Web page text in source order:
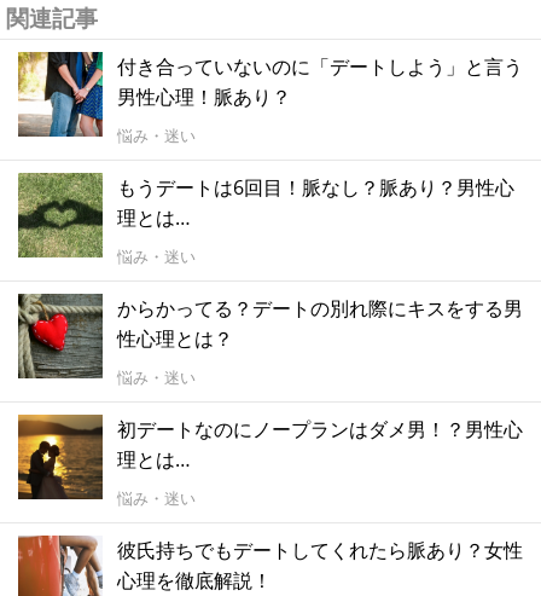
関連記事
付き合っていないのに「デートしよう」と言う
男性心理！脈あり？
悩み・迷い
もうデートは6回目！脈なし？脈あり？男性心
理とは…
悩み・迷い
からかってる？デートの別れ際にキスをする男
性心理とは？
悩み・迷い
初デートなのにノープランはダメ男！？男性心
理とは…
悩み・迷い
彼氏持ちでもデートしてくれたら脈あり？女性
心理を徹底解説！